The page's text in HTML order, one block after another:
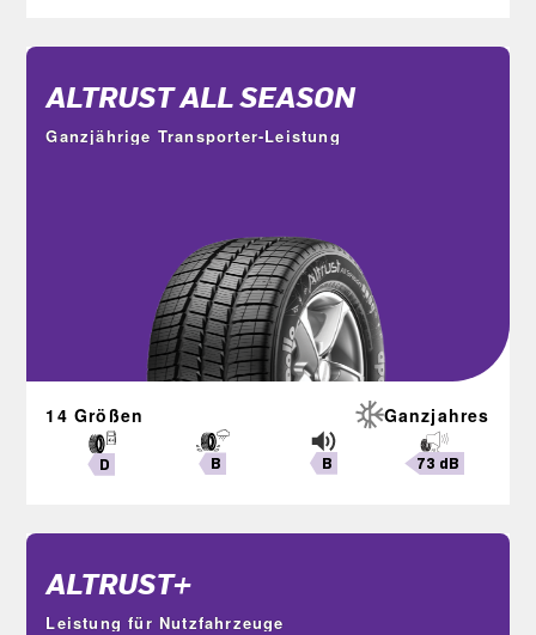
ALTRUST ALL SEASON
Ganzjährige Transporter-Leistung
14 Größen Ganzjahres
D B B 73 dB
ALTRUST+
Leistung für Nutzfahrzeuge